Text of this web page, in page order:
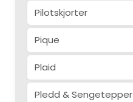
Pilotskjorter
Pique
Plaid
Pledd & Sengetepper